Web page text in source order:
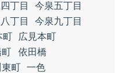
丁目
今泉五丁目
丁目
今泉九丁目
町
広見本町
町
依田橋
町 一色